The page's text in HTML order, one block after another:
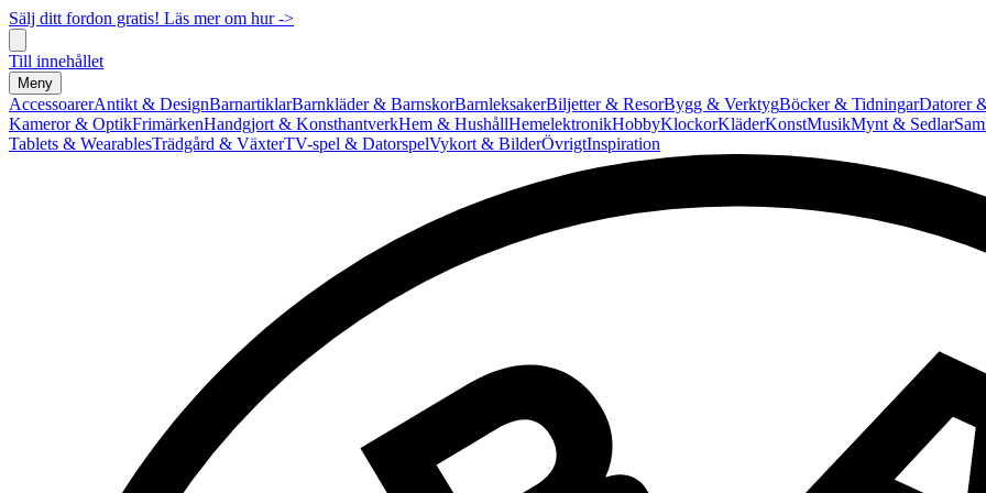
Sälj ditt fordon gratis! Läs mer om hur ->
Till innehållet
Meny
AccessoarerAntikt & DesignBarnartiklarBarnkläder & BarnskorBarnleksakerBiljetter & ResorBygg & VerktygBöcker & TidningarDatorer
Kameror & OptikFrimärkenHandgjort & KonsthantverkHem & HushållHemelektronikHobbyKlockorKläderKonstMusikMynt & Sedlar
Tablets & WearablesTrädgård & VäxterTV-spel & DatorspelVykort & BilderÖvrigtInspiration